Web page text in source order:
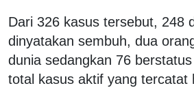
Dari 326 kasus tersebut, 248
dinyatakan sembuh, dua
dunia sedangkan 76
total kasus aktif yang tercatat